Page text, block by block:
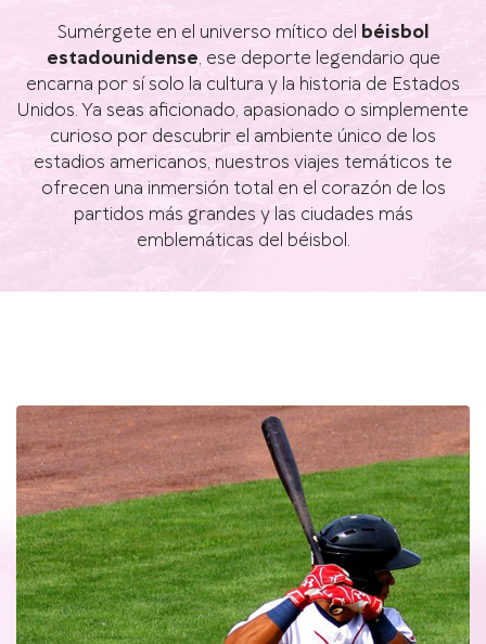
Sumérgete en el universo mítico del béisbol
estadounidense, ese deporte legendario que
encarna por sí solo la cultura y la historia de Estados
Unidos. Ya seas aficionado, apasionado o simplemente
curioso por descubrir el ambiente único de los
estadios americanos, nuestros viajes temáticos te
ofrecen una inmersión total en el corazón de los
partidos más grandes y las ciudades más
emblemáticas del béisbol.